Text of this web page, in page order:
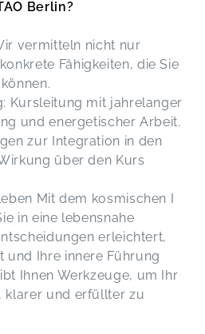
Berlin?
vermitteln nicht nur
Fähigkeiten, die Sie
Kursleitung mit jahrelanger
und energetischer Arbeit.
zur Integration in den
über den Kurs
Mit dem kosmischen I
in eine lebensnahe
erleichtert,
und Ihre innere Führung
Ihnen Werkzeuge, um Ihr
klarer und erfüllter zu